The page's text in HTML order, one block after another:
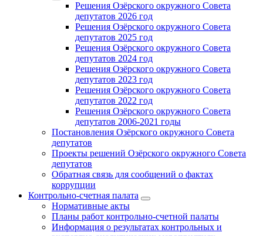
Решения Озёрского окружного Совета
депутатов 2026 год
Решения Озёрского окружного Совета
депутатов 2025 год
Решения Озёрского окружного Совета
депутатов 2024 год
Решения Озёрского окружного Совета
депутатов 2023 год
Решения Озёрского окружного Совета
депутатов 2022 год
Решения Озёрского окружного Совета
депутатов 2006-2021 годы
Постановления Озёрского окружного Совета
депутатов
Проекты решений Озёрского окружного Совета
депутатов
Обратная связь для сообщений о фактах
коррупции
Контрольно-счетная палата
Нормативные акты
Планы работ контрольно-счетной палаты
Информация о результатах контрольных и